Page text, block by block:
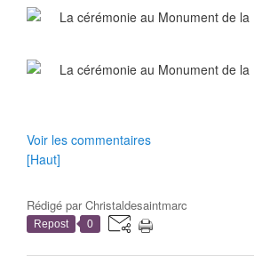
Voir les commentaires
[Haut]
Rédigé parChristaldesaintmarc
Repost 0